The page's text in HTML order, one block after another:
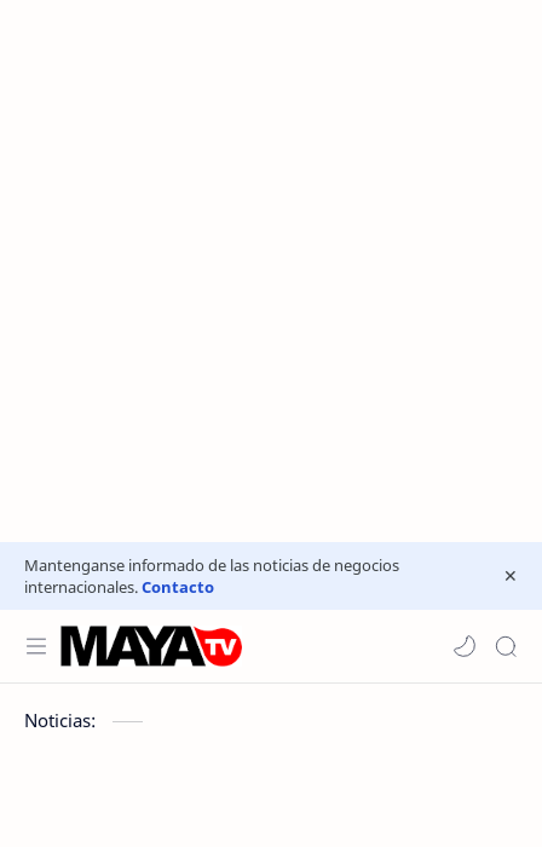
Mantenganse informado de las noticias de negocios
internacionales.Contacto
Noticias: